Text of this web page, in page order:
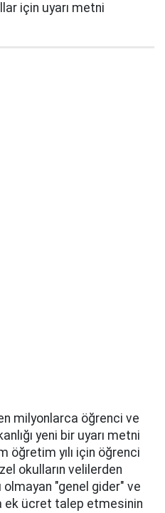
için uyarı metni
milyonlarca öğrenci ve
yeni bir uyarı metni
öğretim yılı için öğrenci
okulların velilerden
olmayan "genel gider" ve
ek ücret talep etmesinin